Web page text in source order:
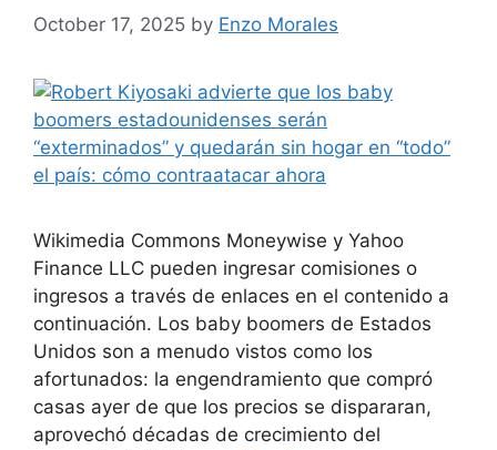
October 17, 2025 by Enzo Morales
Wikimedia Commons Moneywise y Yahoo
Finance LLC pueden ingresar comisiones o
ingresos a través de enlaces en el contenido a
continuación. Los baby boomers de Estados
Unidos son a menudo vistos como los
afortunados: la engendramiento que compró
casas ayer de que los precios se dispararan,
aprovechó décadas de crecimiento del